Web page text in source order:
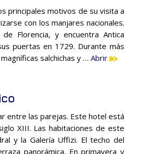
principales motivos de su visita a
con los manjares nacionales.
Florencia, y encuentra Antica
puertas en 1729. Durante más
salchichas y … Abrir
entre las parejas. Este hotel está
XIII. Las habitaciones de este
y la Galería Uffizi. El techo del
panorámica. En primavera y